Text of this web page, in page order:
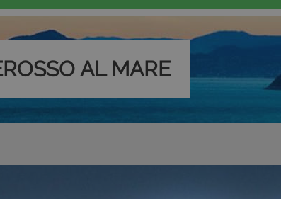
AL MARE